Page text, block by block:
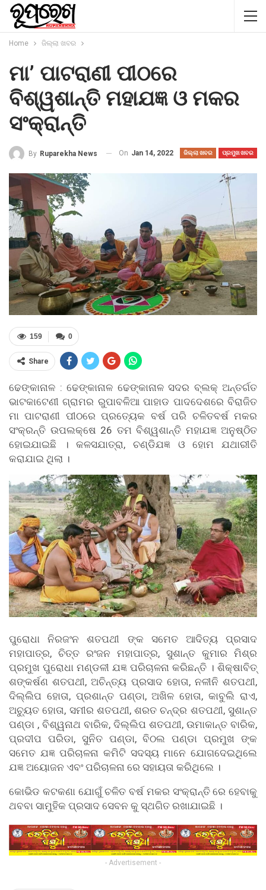
Home ଜିଲ୍ଲା ଖବର
ମା’ ପାଟରାଣୀ ପୀଠରେ
ବିଶ୍ୱଶାନ୍ତି ମହାଯଜ୍ଞ ଓ ମକର
ସଂକ୍ରାନ୍ତି
ଜିଲ୍ଲା ଖବର ପ୍ରମୁଖ ଖବର
By Ruparekha News On Jan 14, 2022
0
159
Share
ଢେଙ୍କାନାଳ : ଢେଙ୍କାନାଳ ଢେଙ୍କାନାଳ ସଦର ବ୍ଲକ୍ ଅନ୍ତର୍ଗତ
ଭାଟକାଟେଣୀ ଗ୍ରାମର ରୁପାବଳିଆ ପାହାଡ ପାଦଦେଶରେ ବିରାଜିତ
ମା ପାଟରାଣୀ ପୀଠରେ ପ୍ରତ୍ୟେକ ବର୍ଷ ପରି ଚଳିତବର୍ଷ ମକର
ସଂକ୍ରନ୍ତି ଉପଲକ୍ଷେ 26 ତମ ବିଶ୍ୱଶାନ୍ତି ମହାଯଜ୍ଞ ଅନୁଷ୍ଠିତ
ହୋଇଯାଇଛି । କଳସଯାତ୍ରା, ଚଣ୍ଡିଯଜ୍ଞ ଓ ହୋମ ଯଥାରୀତି
କରାଯାଇ ଥିଲା ।
ପୁରୋଧା ନିରଜଂନ ଶତପଥୀ ଙ୍କ ସମେତ ଆଦିତ୍ୟ ପ୍ରସାଦ
ମହାପାତ୍ର, ଚିତ୍ତ ରଂଜନ ମହାପାତ୍ର, ସୁଶାନ୍ତ କୁମାର ମିଶ୍ର
ପ୍ରମୁଖ ପୁରୋଧା ମଣ୍ଡଳୀ ଯଜ୍ଞ ପରିଚାଳନା କରିଛନ୍ତି । ଶିକ୍ଷାବିତ୍
ଶଙ୍କର୍ଷଣ ଶତପଥୀ, ଅଚିନ୍ତ୍ୟ ପ୍ରସାଦ ହୋତା, ନଳୀନି ଶତପଥୀ,
ଦିଲ୍ଲିପ ହୋତା, ପ୍ରଶାନ୍ତ ପଣ୍ଡା, ଅଖିଳ ହୋତା, କାବୁଲି ରାଏ,
ଅଚ୍ୟୁତ ହୋତା, ସମୀର ଶତପଥୀ, ଶରତ ଚନ୍ଦ୍ର ଶତପଥୀ, ସୁଶାନ୍ତ
ପଣ୍ଡା , ବିଶ୍ୱନାଥ ବାରିକ, ଦିଲ୍ଲିପ ଶତପଥୀ, ଉମାକାନ୍ତ ବାରିକ,
ପ୍ରଦୀପ ପରିଡା, ସୁନିତ ପଣ୍ଡା, ବିଠଲ ପଣ୍ଡା ପ୍ରମୁଖ ଙ୍କ
ସମେତ ଯଜ୍ଞ ପରିଚାଳନା କମିଟି ସଦସ୍ୟ ମାନେ ଯୋଗଦେଇଥିଲେ
ଯଜ୍ଞ ଅୟୋଜନ ଏବଂ ପରିଚାଳନା ରେ ସହାୟତା କରିଥିଲେ ।
କୋଭିଡ କଟକଣା ଯୋଗୁଁ ଚଳିତ ବର୍ଷ ମକର ସଂକ୍ରାନ୍ତି ରେ ହେବାକୁ
ଥବବା ସାମୁହିକ ପ୍ରସାଦ ସେବନ କୁ ସ୍ଥଗିତ ରଖାଯାଇଛି ।
- Advertisement -